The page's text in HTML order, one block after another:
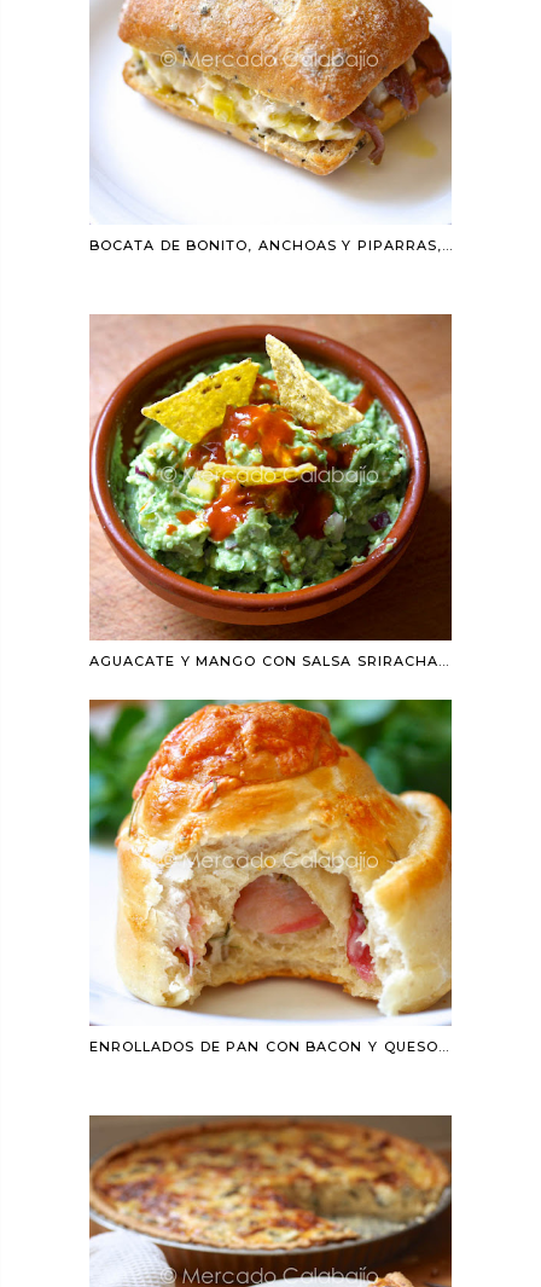
BOCATA DE BONITO, ANCHOAS Y PIPARRAS, UNO DE NUESTROS FAVORITOS
AGUACATE Y MANGO CON SALSA SRIRACHA PARA DIPEAR
ENROLLADOS DE PAN CON BACON Y QUESO AL ROMERO